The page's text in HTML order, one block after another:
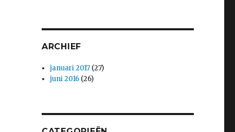
ARCHIEF
januari 2017 (27)
juni 2016 (26)